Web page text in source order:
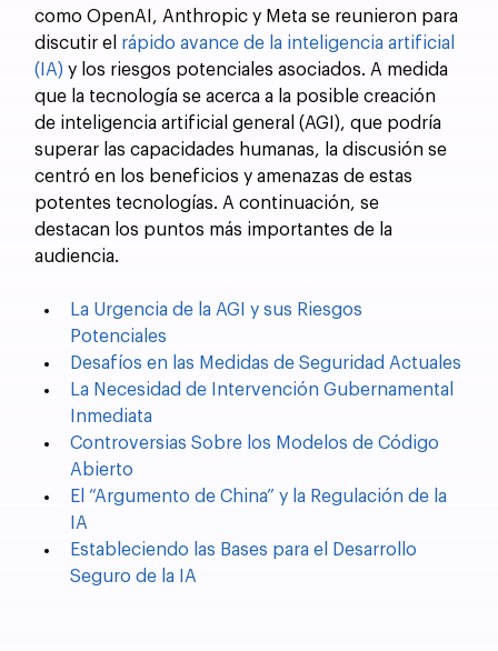
como OpenAI, Anthropic y Meta se reunieron para
discutir el rápido avance de la inteligencia artificial
(IA) y los riesgos potenciales asociados. A medida
que la tecnología se acerca a la posible creación
de inteligencia artificial general (AGI), que podría
superar las capacidades humanas, la discusión se
centró en los beneficios y amenazas de estas
potentes tecnologías. A continuación, se
destacan los puntos más importantes de la
audiencia.
La Urgencia de la AGI y sus Riesgos
Potenciales
Desafíos en las Medidas de Seguridad Actuales
La Necesidad de Intervención Gubernamental
Inmediata
Controversias Sobre los Modelos de Código
Abierto
El “Argumento de China” y la Regulación de la
IA
Estableciendo las Bases para el Desarrollo
Seguro de la IA